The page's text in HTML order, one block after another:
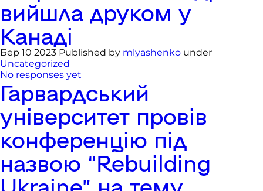
вийшла друком у
Канаді
Бер 10 2023 Published by mlyashenko under
Uncategorized
No responses yet
Гарвардський
університет провів
конференцію під
назвою “Rebuilding
Ukraine” на тему